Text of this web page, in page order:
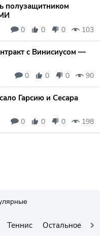
Теннис Остальное
полузащитником
0 0 0 103
с Винисиусом —
0 0 0 90
Гарсию и Сесара
0 0 0 198